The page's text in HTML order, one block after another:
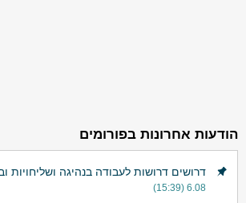
הודעות אחרונות בפורומים
דרושים דרושות לעבודה בנהיגה ושליחויות
6.08 (15:39)